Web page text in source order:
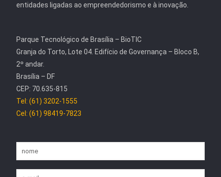
entidades ligadas ao empreendedorismo e à inovação.
Parque Tecnológico de Brasília – BioTIC
Granja do Torto, Lote 04. Edifício de Governança – Bloco B,
2º andar.
Brasília – DF
CEP: 70.635-815
Tel: (61) 3202-1555
Cel: (61) 98419-7823